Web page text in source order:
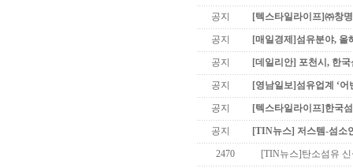
공지 [텍스타일라이프]㈜창
공지 [매일경제]섬유분야, 올
공지 [데일리안] 포천시, 한
공지 [영남일보]섬유업계 ‘
공지 [텍스타일라이프]한국
공지 [TIN뉴스] 저스템-섬소
2470 [TIN뉴스]탄소섬유